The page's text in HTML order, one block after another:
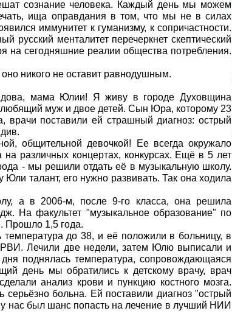
сознание человека. Каждый день мы можем
ища оправдания в том, что мы не в силах
иммунитет к гуманизму, к сопричастности.
русский менталитет перечеркнет скептический
на сегодняшние реалии общества потребления.
никого не оставит равнодушным.
мама Юлии! Я живу в городе Духовщина
муж и двое детей. Сын Юра, которому 23
поставили ей страшный диагноз: острый
общительной девочкой! Ее всегда окружало
на различных концертах, конкурсах. Ещё в 5 лет
- мы решили отдать её в музыкальную школу.
талант, его нужно развивать. Так она ходила
а в 2006-м, после 9-го класса, она решила
На факультет "музыкальное образование" по
Прошло 1,5 года.
до 38, и её положили в больницу, в
Лечили две недели, затем Юлю выписали и
поднялась температура, сопровождающаяся
день мы обратились к детскому врачу, врач
анализ крови и пункцию костного мозга.
больна. Ей поставили диагноз "острый
нас был шанс попасть на лечение в лучший НИИ